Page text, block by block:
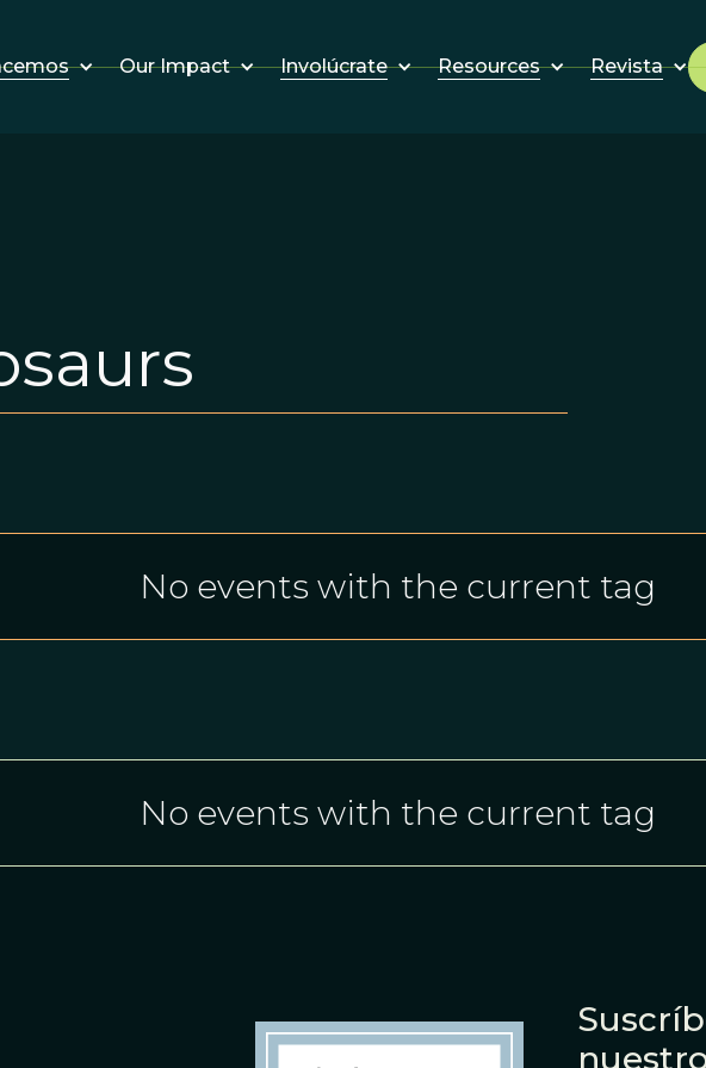
Our Impact Involúcrate Resources Revista
No events with the current tag
No events with the current tag